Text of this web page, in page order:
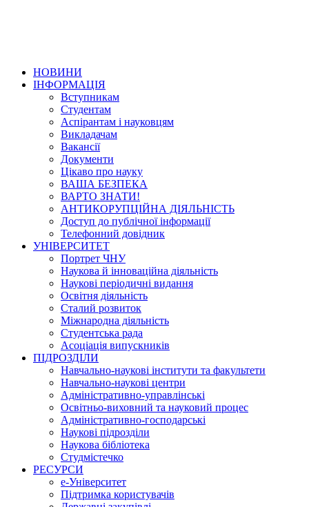
НОВИНИ
ІНФОРМАЦІЯ
Вступникам
Студентам
Аспірантам і науковцям
Викладачам
Вакансії
Документи
Цікаво про науку
ВАША БЕЗПЕКА
ВАРТО ЗНАТИ!
АНТИКОРУПЦІЙНА ДІЯЛЬНІСТЬ
Доступ до публічної інформації
Телефонний довідник
УНІВЕРСИТЕТ
Портрет ЧНУ
Наукова й інноваційна діяльність
Наукові періодичні видання
Освітня діяльність
Сталий розвиток
Міжнародна діяльність
Студентська рада
Асоціація випускників
ПІДРОЗДІЛИ
Навчально-наукові інститути та факультети
Навчально-наукові центри
Адміністративно-управлінські
Освітньо-виховний та науковий процес
Адміністративно-господарські
Наукові підрозділи
Наукова бібліотека
Студмістечко
РЕСУРСИ
е-Університет
Підтримка користувачів